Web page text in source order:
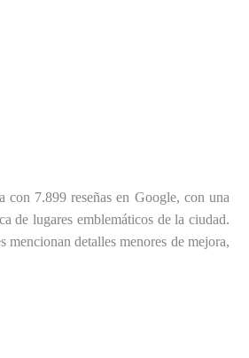
con 7.899 reseñas en Google, con una
de lugares emblemáticos de la ciudad.
detalles menores de mejora,